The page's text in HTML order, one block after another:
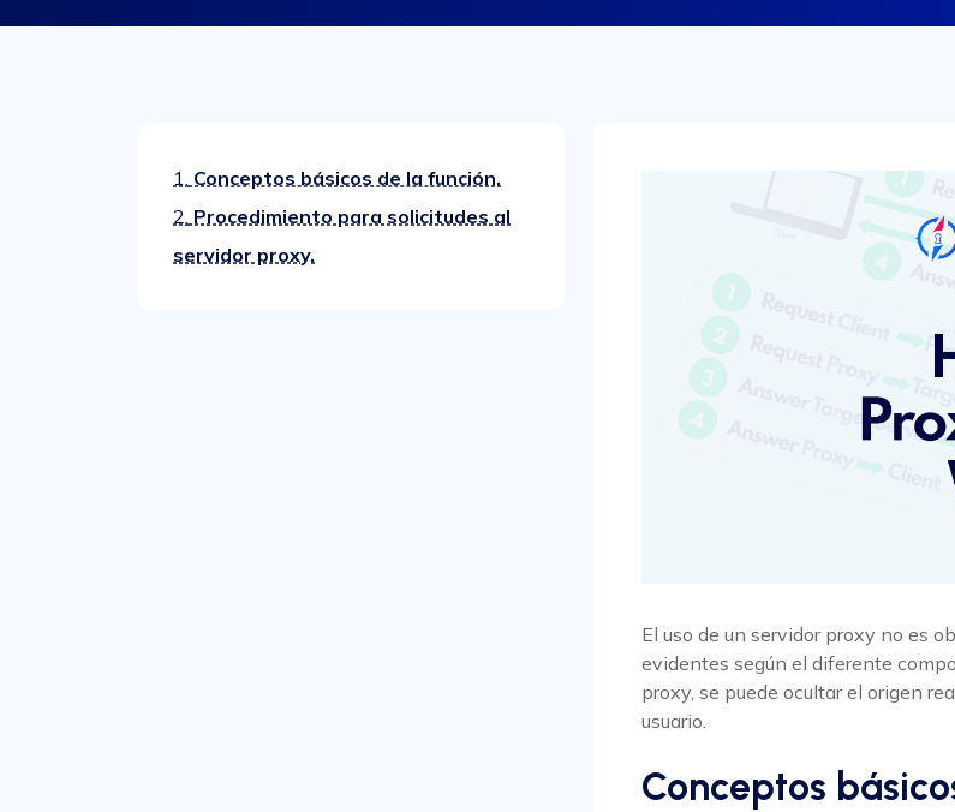
1. Conceptos básicos de la función.
2. Procedimiento para solicitudes al
servidor proxy.
El uso de un servidor proxy no es
evidentes según el diferente
proxy, se puede ocultar el origen
usuario.
Conceptos